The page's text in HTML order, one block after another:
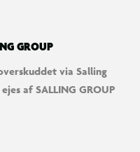
GROUP
via Salling
af SALLING GROUP